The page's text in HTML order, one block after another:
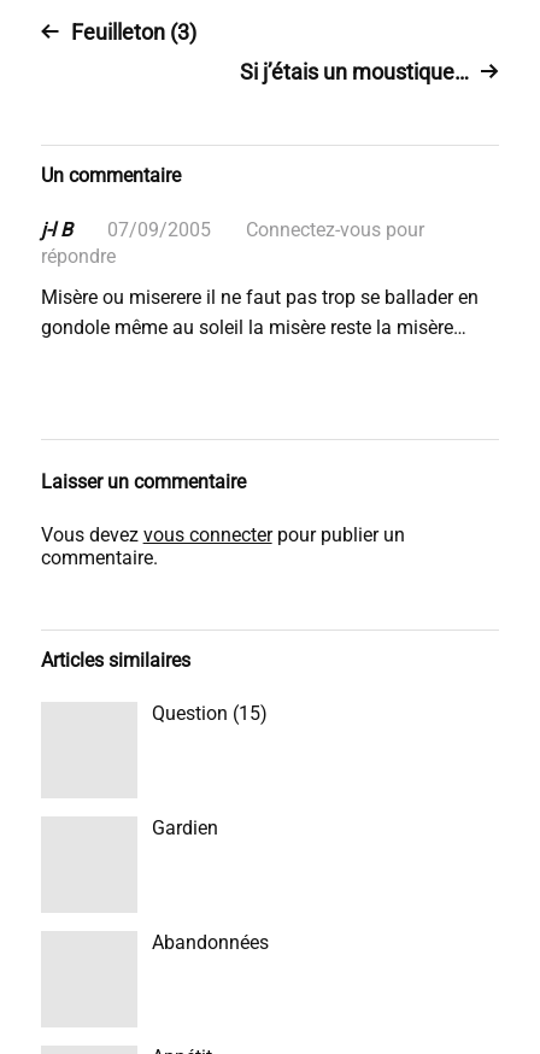
Feuilleton (3)
Si j’étais un moustique…
Un commentaire
j-l B 07/09/2005
Connectez-vous pour
répondre
Misère ou miserere il ne faut pas trop se ballader en
gondole même au soleil la misère reste la misère…
Laisser un commentaire
Vous devez vous connecterpour publier un
commentaire.
Articles similaires
Question (15)
Gardien
Abandonnées